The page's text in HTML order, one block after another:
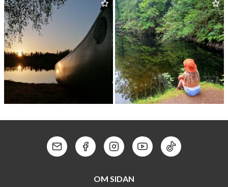
ASKÖVIKEN
HÄLLESKOGS­BRÄN­NANS
NATURRESERVAT
Kontakt: MailKontakt: Facebook
Kontakt: Instagram
Kontakt: Youtube
Kontakt: Tik
OM SIDAN